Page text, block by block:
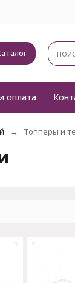
оплата
Топперы и